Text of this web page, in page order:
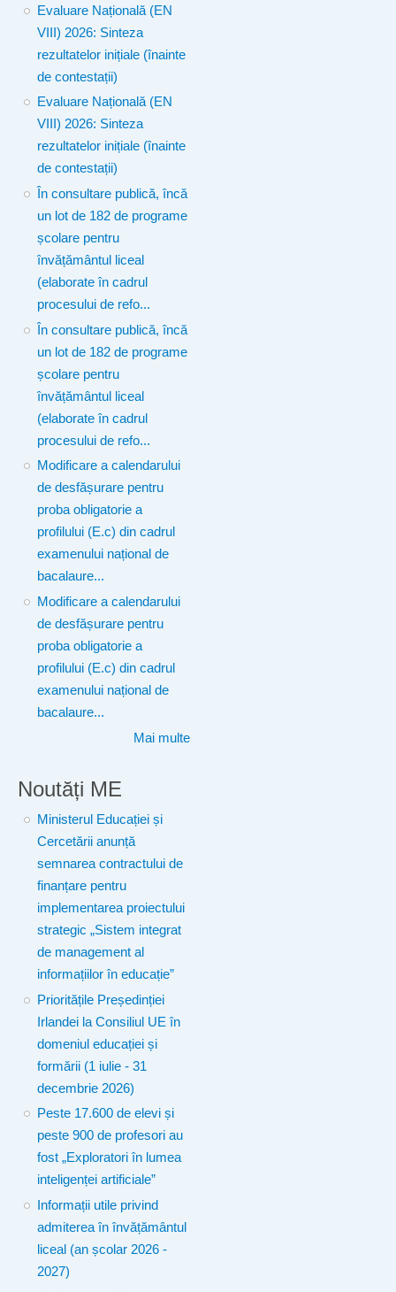
Evaluare Națională (EN
VIII) 2026: Sinteza
rezultatelor inițiale (înainte
de contestații)
Evaluare Națională (EN
VIII) 2026: Sinteza
rezultatelor inițiale (înainte
de contestații)
În consultare publică, încă
un lot de 182 de programe
școlare pentru
învățământul liceal
(elaborate în cadrul
procesului de refo...
În consultare publică, încă
un lot de 182 de programe
școlare pentru
învățământul liceal
(elaborate în cadrul
procesului de refo...
Modificare a calendarului
de desfășurare pentru
proba obligatorie a
profilului (E.c) din cadrul
examenului național de
bacalaure...
Modificare a calendarului
de desfășurare pentru
proba obligatorie a
profilului (E.c) din cadrul
examenului național de
bacalaure...
Mai multe
Noutăți ME
Ministerul Educației și
Cercetării anunță
semnarea contractului de
finanțare pentru
implementarea proiectului
strategic „Sistem integrat
de management al
informațiilor în educație”
Prioritățile Președinției
Irlandei la Consiliul UE în
domeniul educației și
formării (1 iulie - 31
decembrie 2026)
Peste 17.600 de elevi și
peste 900 de profesori au
fost „Exploratori în lumea
inteligenței artificiale”
Informații utile privind
admiterea în învățământul
liceal (an școlar 2026 -
2027)